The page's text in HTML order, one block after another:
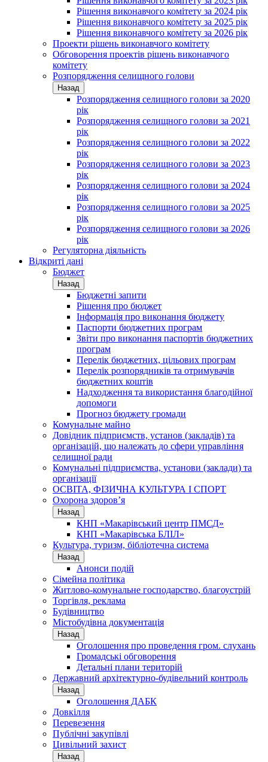
Рішення виконавчого комітету за 2024 рік
Рішення виконавчого комітету за 2025 рік
Рішення виконавчого комітету за 2026 рік
Проекти рішень виконавчого комітету
Обговорення проектів рішень виконавчого
комітету
Розпорядження селищного голови
Назад
Розпорядження селищного голови за 2020
рік
Розпорядження селищного голови за 2021
рік
Розпорядження селищного голови за 2022
рік
Розпорядження селищного голови за 2023
рік
Розпорядження селищного голови за 2024
рік
Розпорядження селищного голови за 2025
рік
Розпорядження селищного голови за 2026
рік
Регуляторна діяльність
Відкриті дані
Бюджет
Назад
Бюджетні запити
Рішення про бюджет
Інформація про виконання бюджету
Паспорти бюджетних програм
Звіти про виконання паспортів бюджетних
програм
Перелік бюджетних, цільових програм
Перелік розпорядників та отримувачів
бюджетних коштів
Надходження та використання благодійної
допомоги
Прогноз бюджету громади
Комунальне майно
Довідник підприємств, установ (закладів) та
організацій, що належать до сфери управління
селищної ради
Комунальні підприємства, установи (заклади) та
організації
ОСВІТА, ФІЗИЧНА КУЛЬТУРА І СПОРТ
Охорона здоров’я
Назад
КНП «Макарівський центр ПМСД»
КНП «Макарівська БЛІЛ»
Культура, туризм, бібліотечна система
Назад
Анонси подій
Сімейна політика
Житлово-комунальне господарство, благоустрій
Торгівля, реклама
Будівництво
Містобудівна документація
Назад
Оголошення про проведення гром. слухань
Громадські обговорення
Детальні плани територій
Державний архітектурно-будівельний контроль
Назад
Оголошення ДАБК
Довкілля
Перевезення
Публічні закупівлі
Цивільний захист
Назад